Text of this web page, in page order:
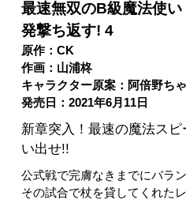
最速無双のB級魔法使
発撃ち返す! 4
原作：CK
作画：山浦柊
キャラクター原案：阿倍野ち
発売日：2021年6月11日
新章突入！最速の魔法ス
い出せ!!
公式戦で完膚なきまでにバラ
その試合で杖を貸してくれた